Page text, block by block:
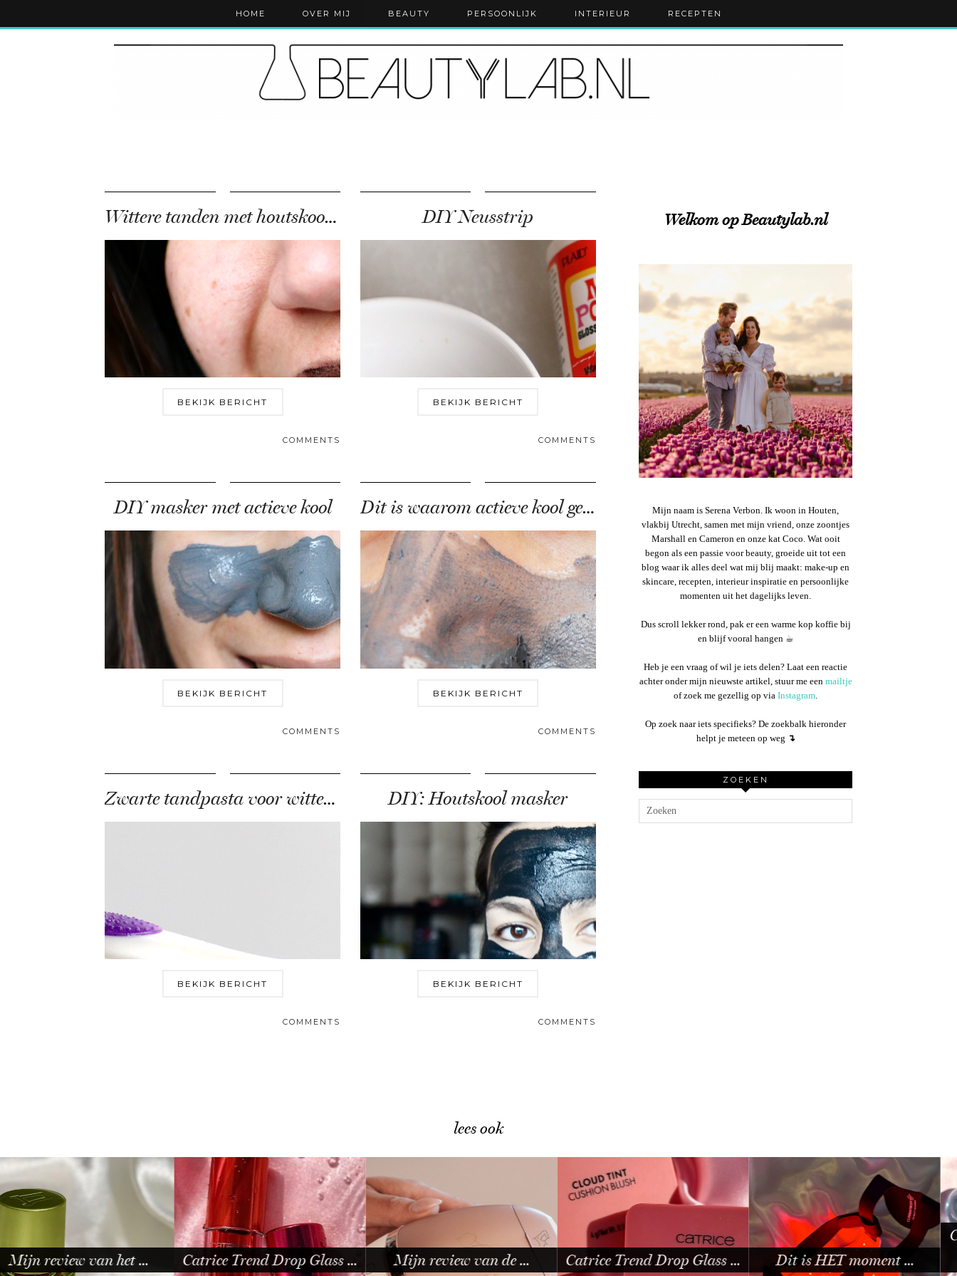
HOME OVER MIJ BEAUTY PERSOONLIJK INTERIEUR RECEPTEN
Wittere tanden met houtskool, werkt dit nu echt?
BEKIJK BERICHT
COMMENTS
DIY Neusstrip
BEKIJK BERICHT
COMMENTS
DIY masker met actieve kool
BEKIJK BERICHT
COMMENTS
Dit is waarom actieve kool geweldig is voor …
BEKIJK BERICHT
COMMENTS
Zwarte tandpasta voor wittere tanden?
BEKIJK BERICHT
COMMENTS
DIY: Houtskool masker
BEKIJK BERICHT
COMMENTS
Welkom op Beautylab.nl
Mijn naam is Serena Verbon. Ik woon in Houten,
vlakbij Utrecht, samen met mijn vriend, onze zoontjes
Marshall en Cameron en onze kat Coco. Wat ooit
begon als een passie voor beauty, groeide uit tot een
blog waar ik alles deel wat mij blij maakt: make-up en
skincare, recepten, interieur inspiratie en persoonlijke
momenten uit het dagelijks leven.
Dus scroll lekker rond, pak er een warme kop koffie bij
en blijf vooral hangen ☕︎
Heb je een vraag of wil je iets delen? Laat een reactie
achter onder mijn nieuwste artikel, stuur me een mailtje
of zoek me gezellig op via Instagram.
Op zoek naar iets specifieks? De zoekbalk hieronder
helpt je meteen op weg ↴
ZOEKEN
lees ook
Catrice Trend Drop Glass … Mijn review van de … Catrice Trend Drop Glass … Dit is HET moment …
Catrice Glass Cloud Hair &
…